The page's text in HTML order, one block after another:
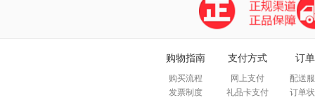
购物指南
购买流程
发票制度
支付方式
网上支付
礼品卡支付
订
配送
订单